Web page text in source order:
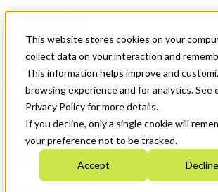
This website stores cookies on your
collect data on your interaction and
This information helps improve and
browsing experience and for analytics. See
Privacy Policy for more details.
If you decline, only a single cookie will
your preference not to be tracked.
Accept Decline
News & Events
Get Started
Menu
Who We Are
Strategic Plan 2026-2030